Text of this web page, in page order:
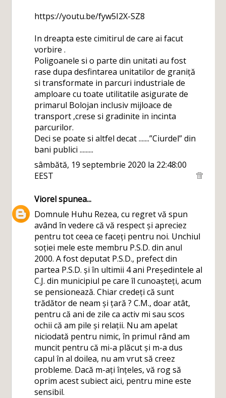
https://youtu.be/fyw5I2X-SZ8
In dreapta este cimitirul de care ai facut
vorbire .
Poligoanele si o parte din unitati au fost
rase dupa desfintarea unitatilor de graniță
si transformate in parcuri industriale de
amploare cu toate utilitatile asigurate de
primarul Bolojan inclusiv mijloace de
transport ,crese si gradinite in incinta
parcurilor.
Deci se poate si altfel decat .......”Ciurdel” din
bani publici .........
sâmbătă, 19 septembrie 2020 la 22:48:00
EEST
Viorelspunea...
Domnule Huhu Rezea, cu regret vă spun
având în vedere că vă respect și apreciez
pentru tot ceea ce faceți pentru noi. Unchiul
soției mele este membru P.S.D. din anul
2000. A fost deputat P.S.D., prefect din
partea P.S.D. și în ultimii 4 ani Președintele al
C.J. din municipiul pe care îl cunoașteți, acum
se pensionează. Chiar credeți că sunt
trădător de neam și țară ? C.M., doar atât,
pentru că ani de zile ca activ mi sau scos
ochii că am pile și relații. Nu am apelat
niciodată pentru nimic, în primul rând am
muncit pentru că mi-a plăcut și m-a dus
capul în al doilea, nu am vrut să creez
probleme. Dacă m-ați înțeles, vă rog să
oprim acest subiect aici, pentru mine este
sensibil.